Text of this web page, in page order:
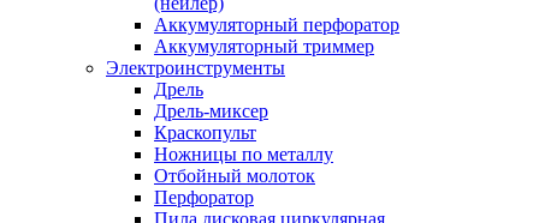
Аккумуляторный перфоратор
Аккумуляторный триммер
Электроинструменты
Дрель
Дрель-миксер
Краскопульт
Ножницы по металлу
Отбойный молоток
Перфоратор
Пила дисковая циркулярная